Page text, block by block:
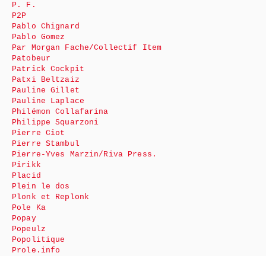
P. F.
P2P
Pablo Chignard
Pablo Gomez
Par Morgan Fache/Collectif Item
Patobeur
Patrick Cockpit
Patxi Beltzaiz
Pauline Gillet
Pauline Laplace
Philémon Collafarina
Philippe Squarzoni
Pierre Ciot
Pierre Stambul
Pierre-Yves Marzin/Riva Press.
Pirikk
Placid
Plein le dos
Plonk et Replonk
Pole Ka
Popay
Popeulz
Popolitique
Prole.info